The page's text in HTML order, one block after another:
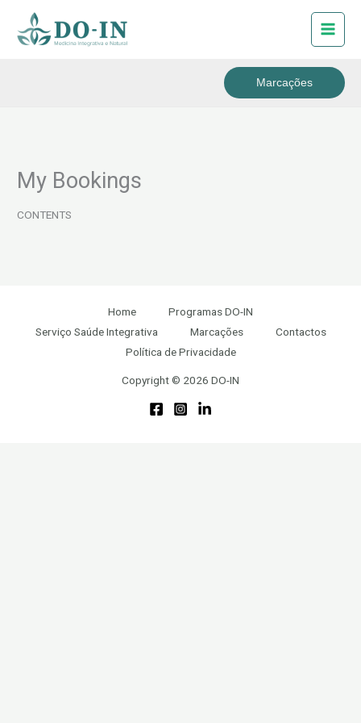
content
Marcações
My Bookings
CONTENTS
Home
Programas DO-IN
Serviço Saúde Integrativa
Marcações
Contactos
Política de Privacidade
Copyright © 2026 DO-IN